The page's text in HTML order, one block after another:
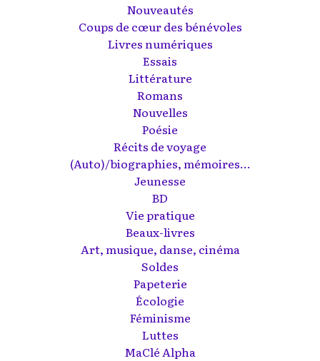
Nouveautés
Coups de cœur des bénévoles
Livres numériques
Essais
Littérature
Romans
Nouvelles
Poésie
Récits de voyage
(Auto)/biographies, mémoires...
Jeunesse
BD
Vie pratique
Beaux-livres
Art, musique, danse, cinéma
Soldes
Papeterie
Écologie
Féminisme
Luttes
MaClé Alpha